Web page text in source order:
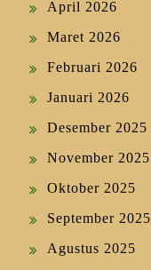
April 2026
Maret 2026
Februari 2026
Januari 2026
Desember 2025
November 2025
Oktober 2025
September 2025
Agustus 2025